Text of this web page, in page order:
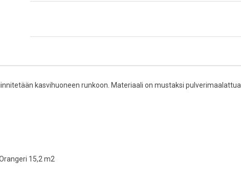
kasvihuoneen runkoon. Materiaali on mustaksi pulverimaalattua
15,2 m2